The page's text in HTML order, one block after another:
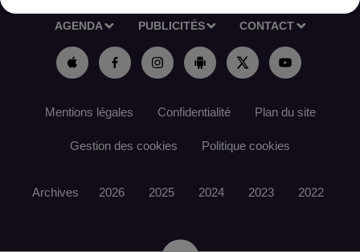
AGENDA PUBLICITÉS CONTACT
Mentions légales Confidentialité Plan du site
Gestion des cookies Politique cookies
Archives 2026 2025 2024 2023 2022